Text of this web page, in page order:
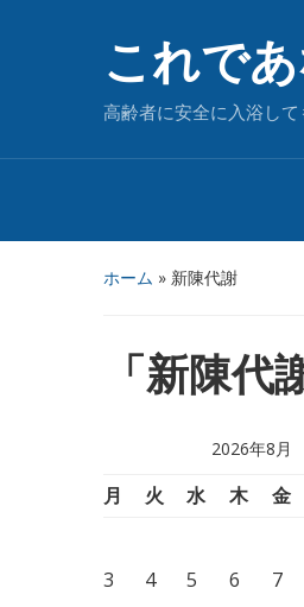
これで
高齢者に安全に入浴して
ホーム » 新陳代謝
「 新陳代
2026年8月
月 火 水 木 金
3
4 5 6 7